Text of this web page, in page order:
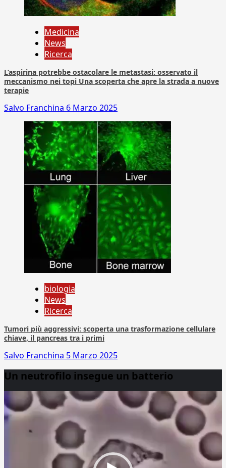
Medicina
News
Ricerca
L’aspirina potrebbe ostacolare le metastasi: osservato il
meccanismo nei topi Una scoperta che apre la strada a nuove
terapie
Salvo Franchina 6 Marzo 2025
biologia
News
Ricerca
Tumori più aggressivi: scoperta una trasformazione cellulare
chiave, il pancreas tra i primi
Salvo Franchina 5 Marzo 2025
Un neutrofilo insegue un batterio
Player